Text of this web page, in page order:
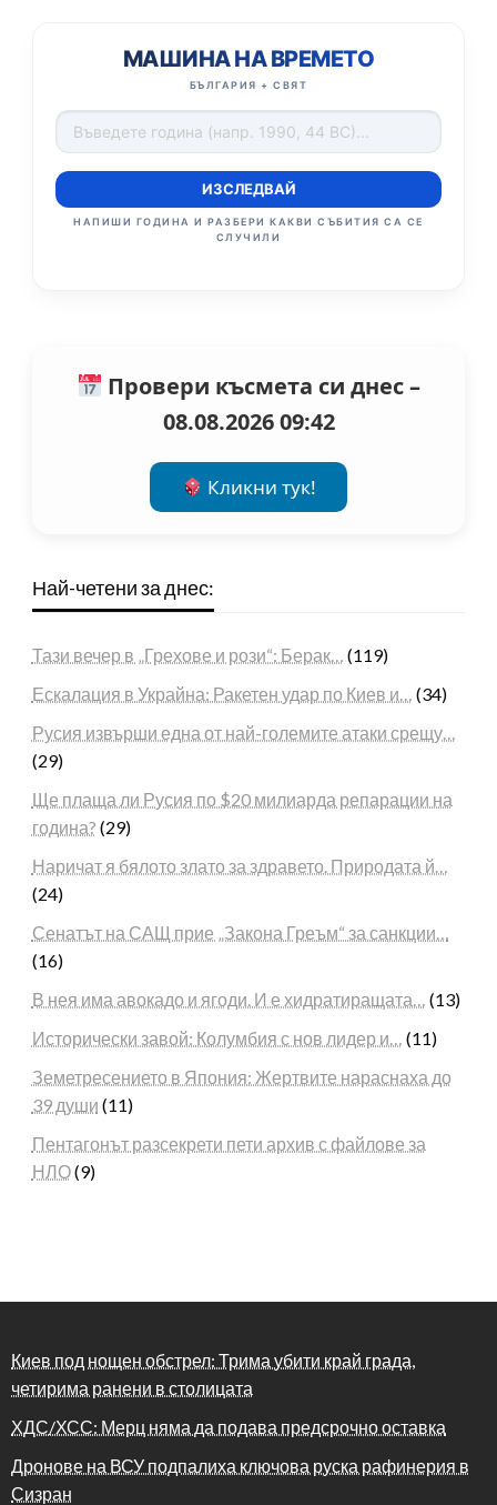
МАШИНА НА ВРЕМЕТО
БЪЛГАРИЯ + СВЯТ
ИЗСЛЕДВАЙ
НАПИШИ ГОДИНА И РАЗБЕРИ КАКВИ СЪБИТИЯ СА СЕ
СЛУЧИЛИ
Провери късмета си днес –
08.08.2026 09:42
Кликни тук!
Най-четени за днес:
Тази вечер в „Грехове и рози“: Берак… (119)
Ескалация в Украйна: Ракетен удар по Киев и… (34)
Русия извърши една от най-големите атаки срещу…
(29)
Ще плаща ли Русия по $20 милиарда репарации на
година? (29)
Наричат я бялото злато за здравето. Природата й…
(24)
Сенатът на САЩ прие „Закона Греъм“ за санкции…
(16)
В нея има авокадо и ягоди. И е хидратиращата… (13)
Исторически завой: Колумбия с нов лидер и… (11)
Земетресението в Япония: Жертвите нараснаха до
39 души (11)
Пентагонът разсекрети пети архив с файлове за
НЛО(9)
Киев под нощен обстрел: Трима убити край града,
четирима ранени в столицата
ХДС/ХСС: Мерц няма да подава предсрочно оставка
Дронове на ВСУ подпалиха ключова руска рафинерия в
Сизран